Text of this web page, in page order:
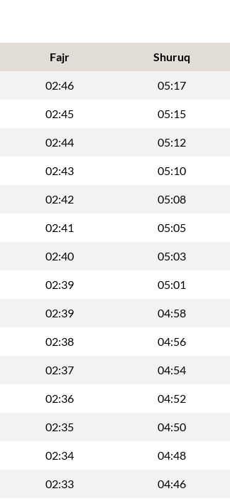
Fajr Shuruq
02:46 05:17
02:45 05:15
02:44 05:12
02:43 05:10
02:42 05:08
02:41 05:05
02:40 05:03
02:39 05:01
02:39 04:58
02:38 04:56
02:37 04:54
02:36 04:52
02:35 04:50
02:34 04:48
02:33 04:46